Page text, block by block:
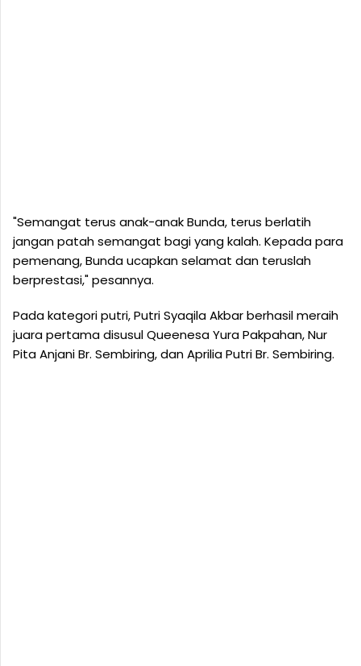
"Semangat terus anak-anak Bunda, terus berlatih
jangan patah semangat bagi yang kalah. Kepada para
pemenang, Bunda ucapkan selamat dan teruslah
berprestasi," pesannya.
Pada kategori putri, Putri Syaqila Akbar berhasil meraih
juara pertama disusul Queenesa Yura Pakpahan, Nur
Pita Anjani Br. Sembiring, dan Aprilia Putri Br. Sembiring.